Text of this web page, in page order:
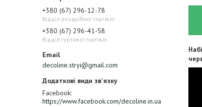
+380 (67) 296-12-78
Відділ роздрібної торгівлі
+380 (67) 296-41-58
Відділ гуртової торгівлі
decoline.stryi@gmail.com
Facebook
https://www.facebook.com/decoline.in.ua